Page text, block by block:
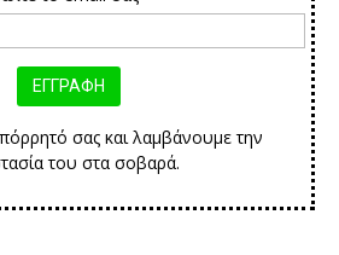
σας και λαμβάνουμε την
του στα σοβαρά.